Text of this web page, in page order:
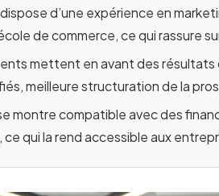
d’une expérience en
de commerce, ce qui rassure
mettent en avant des résultats
meilleure structuration de la
montre compatible avec des
qui la rend accessible aux